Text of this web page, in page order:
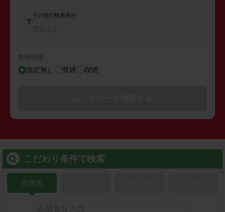
その他の検索条件
禁煙/喫煙
指定無し 禁煙 喫煙
こだわり条件で検索
店舗名